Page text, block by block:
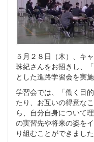
５月２８日（木）、キ
珠紀さんをお招きし、
とした進路学習会を実施
学習会では、「働く目
たり、お互いの得意な
ら、自分自身について
の実習先や将来の姿を
り組むことができました